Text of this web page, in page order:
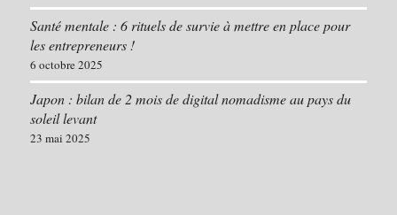
Santé mentale : 6 rituels de survie à mettre en place pour
les entrepreneurs !
6 octobre 2025
Japon : bilan de 2 mois de digital nomadisme au pays du
soleil levant
23 mai 2025